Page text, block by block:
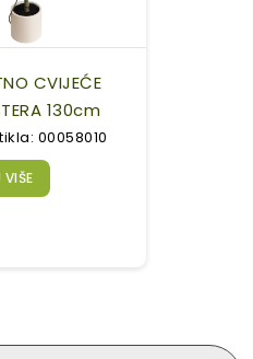
CVIJEĆE
130cm
00058010